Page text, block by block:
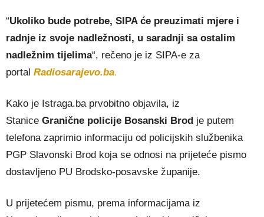
“Ukoliko bude potrebe, SIPA će preuzimati mjere i
radnje iz svoje nadležnosti, u saradnji sa ostalim
nadležnim tijelima“, rečeno je iz SIPA-e za
portal Radiosarajevo.ba.
Kako je Istraga.ba prvobitno objavila, iz
Stanice Granične policije Bosanski Brod je putem
telefona zaprimio informaciju od policijskih službenika
PGP Slavonski Brod koja se odnosi na prijeteće pismo
dostavljeno PU Brodsko-posavske županije.
U prijetećem pismu, prema informacijama iz